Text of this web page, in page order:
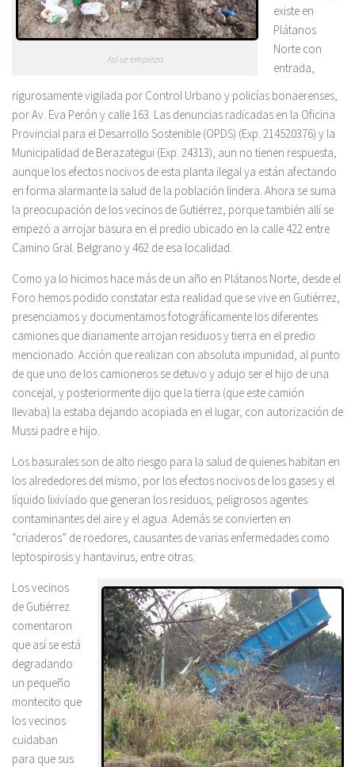
Así se empieza
existe en
Plátanos
Norte con
entrada,
rigurosamente vigilada por Control Urbano y policías bonaerenses,
por Av. Eva Perón y calle 163. Las denuncias radicadas en la Oficina
Provincial para el Desarrollo Sostenible (OPDS) (Exp. 214520376) y la
Municipalidad de Berazategui (Exp. 24313), aun no tienen respuesta,
aunque los efectos nocivos de esta planta ilegal ya están afectando
en forma alarmante la salud de la población lindera. Ahora se suma
la preocupación de los vecinos de Gutiérrez, porque también allí se
empezó a arrojar basura en el predio ubicado en la calle 422 entre
Camino Gral. Belgrano y 462 de esa localidad.
Como ya lo hicimos hace más de un año en Plátanos Norte, desde el
Foro hemos podido constatar esta realidad que se vive en Gutiérrez,
presenciamos y documentamos fotográficamente los diferentes
camiones que diariamente arrojan residuos y tierra en el predio
mencionado. Acción que realizan con absoluta impunidad, al punto
de que uno de los camioneros se detuvo y adujo ser el hijo de una
concejal, y posteriormente dijo que la tierra (que este camión
llevaba) la estaba dejando acopiada en el lugar, con autorización de
Mussi padre e hijo.
Los basurales son de alto riesgo para la salud de quienes habitan en
los alrededores del mismo, por los efectos nocivos de los gases y el
líquido lixiviado que generan los residuos, peligrosos agentes
contaminantes del aire y el agua. Además se convierten en
“criaderos” de roedores, causantes de varias enfermedades como
leptospirosis y hantavirus, entre otras.
Los vecinos
de Gutiérrez
comentaron
que así se está
degradando
un pequeño
montecito que
los vecinos
cuidaban
para que sus